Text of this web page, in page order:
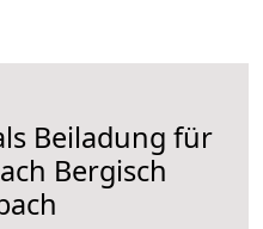
Beiladung für
Bergisch